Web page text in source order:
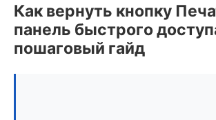
Как вернуть кнопку
панель быстрого
пошаговый гайд